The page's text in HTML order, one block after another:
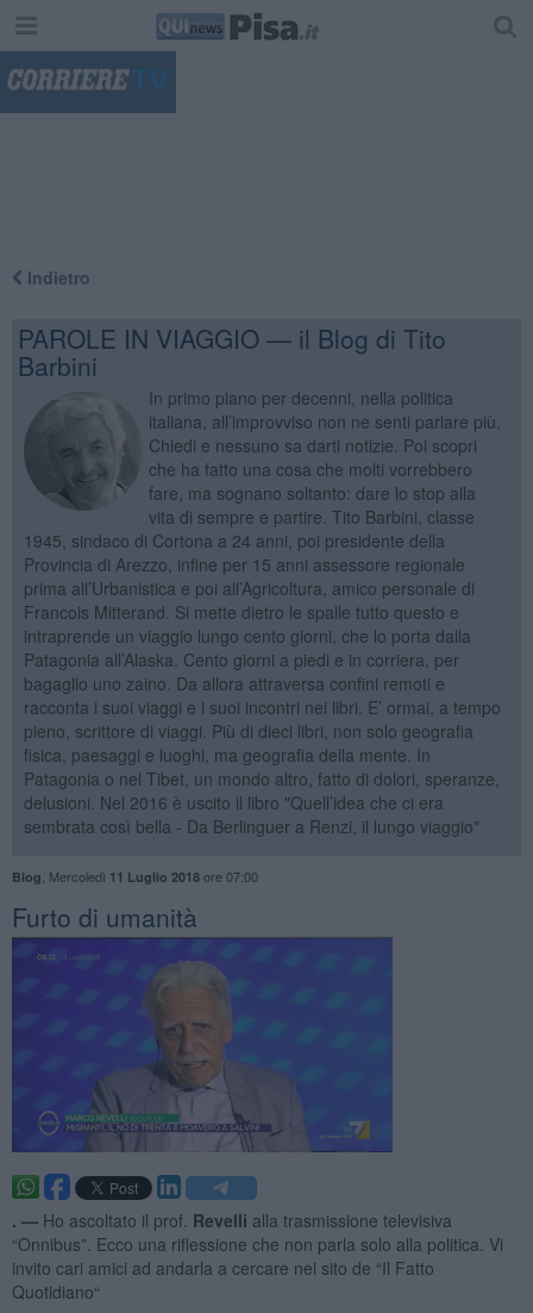
Indietro
PAROLE IN VIAGGIO — il Blog di Tito
Barbini
In primo piano per decenni, nella politica
italiana, all’improvviso non ne senti parlare più.
Chiedi e nessuno sa darti notizie. Poi scopri
che ha fatto una cosa che molti vorrebbero
fare, ma sognano soltanto: dare lo stop alla
vita di sempre e partire. Tito Barbini, classe
1945, sindaco di Cortona a 24 anni, poi presidente della
Provincia di Arezzo, infine per 15 anni assessore regionale
prima all’Urbanistica e poi all’Agricoltura, amico personale di
Francois Mitterand. Si mette dietro le spalle tutto questo e
intraprende un viaggio lungo cento giorni, che lo porta dalla
Patagonia all’Alaska. Cento giorni a piedi e in corriera, per
bagaglio uno zaino. Da allora attraversa confini remoti e
racconta i suoi viaggi e i suoi incontri nei libri. E’ ormai, a tempo
pieno, scrittore di viaggi. Più di dieci libri, non solo geografia
fisica, paesaggi e luoghi, ma geografia della mente. In
Patagonia o nel Tibet, un mondo altro, fatto di dolori, speranze,
delusioni. Nel 2016 è uscito il libro "Quell’idea che ci era
sembrata così bella - Da Berlinguer a Renzi, il lungo viaggio"
Blog Mercoledì 11 Luglio 2018ore 07:00
​Furto di umanità
. — Ho ascoltato il prof. Revelli alla trasmissione televisiva
“Onnibus”. Ecco una riflessione che non parla solo alla politica. Vi
invito cari amici ad andarla a cercare nei sito de “Il Fatto
Quotidiano“